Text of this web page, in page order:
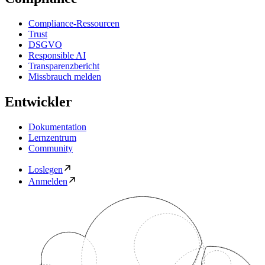
Compliance-Ressourcen
Trust
DSGVO
Responsible AI
Transparenzbericht
Missbrauch melden
Entwickler
Dokumentation
Lernzentrum
Community
Loslegen
Anmelden